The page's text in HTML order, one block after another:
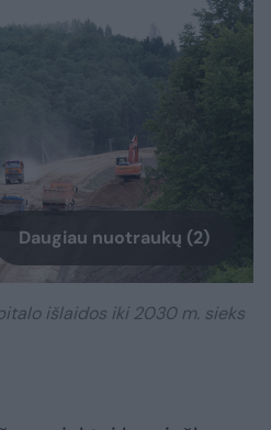
Daugiau nuotraukų (2)
išlaidos iki 2030 m. sieks